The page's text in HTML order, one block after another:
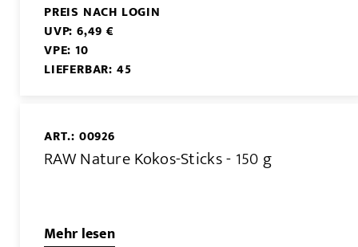
PREIS NACH LOGIN
UVP: 6,49 €
VPE: 10
LIEFERBAR: 45
ART.: 00926
RAW Nature Kokos-Sticks - 150 g
Mehr lesen